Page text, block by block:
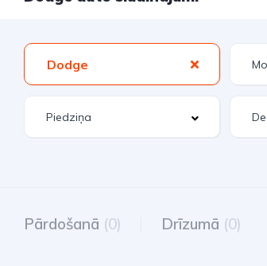
Dodge
Pārdošanā (0) Drīzumā (0)